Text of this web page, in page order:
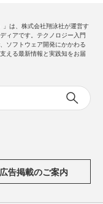
」は、株式会社翔泳社が運営す
ィアです。テクノロジー入門
ソフトウェア開発にかかわる
える最新情報と実践知をお届
広告掲載のご案内